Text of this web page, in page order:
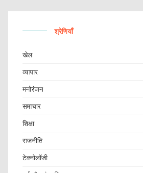
श्रेणियाँ
खेल
व्यापार
मनोरंजन
समाचार
शिक्षा
राजनीति
टेक्नोलॉजी